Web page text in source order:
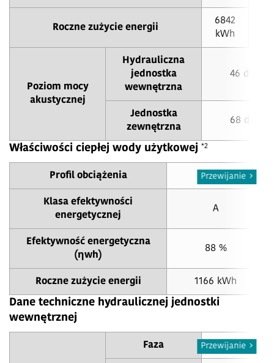
Roczne zużycie energii
6842
kWh
Poziom mocy
akustycznej
Hydrauliczna
jednostka
wewnętrzna
46 dB(A)
Jednostka
zewnętrzna
68 dB(A)
Właściwości ciepłej wody użytkowej *2
Profil obciążenia L
Klasa efektywności
energetycznej
A
Efektywność energetyczna
(ηwh)
88 %
Roczne zużycie energii 1166 kWh
Przewijanie
Dane techniczne hydraulicznej jednostki
wewnętrznej
Faza Przewijanie